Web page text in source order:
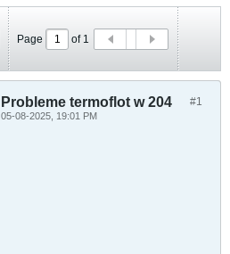
Page of 1
#1
Probleme termoflot w 204
05-08-2025, 19:01 PM